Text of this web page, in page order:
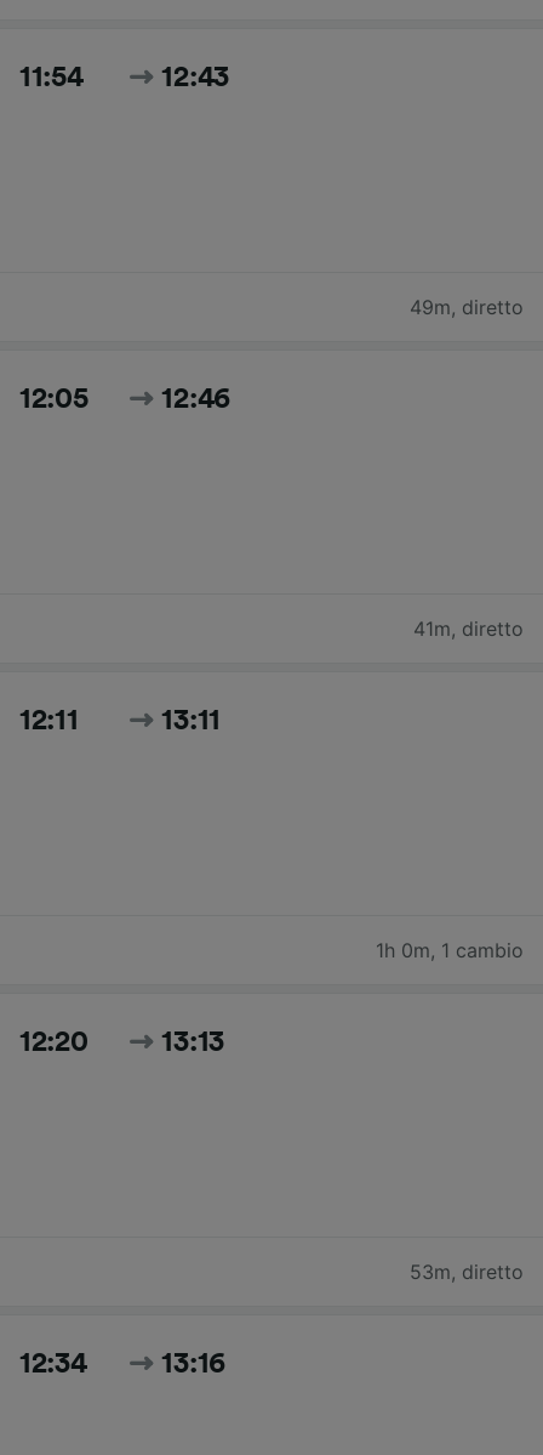
11:54 12:43
49m, diretto
12:05 12:46
41m, diretto
12:11 13:11
1h 0m, 1 cambio
12:20 13:13
53m, diretto
12:34 13:16